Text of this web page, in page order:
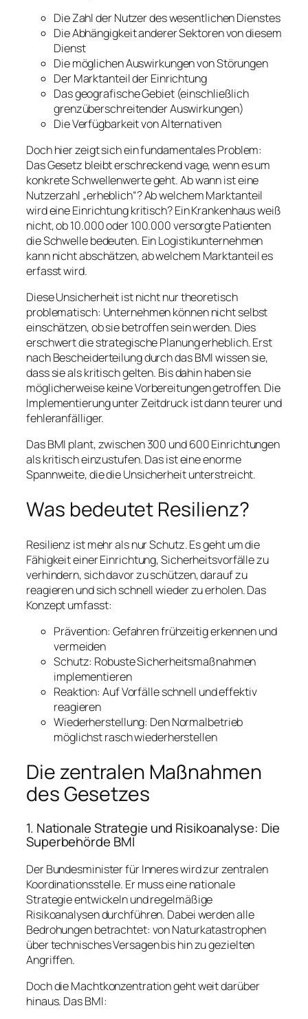
Die Zahl der Nutzer des wesentlichen Dienstes
Die Abhängigkeit anderer Sektoren von diesem
Dienst
Die möglichen Auswirkungen von Störungen
Der Marktanteil der Einrichtung
Das geografische Gebiet (einschließlich
grenzüberschreitender Auswirkungen)
Die Verfügbarkeit von Alternativen
Doch hier zeigt sich ein fundamentales Problem:
Das Gesetz bleibt erschreckend vage, wenn es um
konkrete Schwellenwerte geht. Ab wann ist eine
Nutzerzahl „erheblich“? Ab welchem Marktanteil
wird eine Einrichtung kritisch? Ein Krankenhaus weiß
nicht, ob 10.000 oder 100.000 versorgte Patienten
die Schwelle bedeuten. Ein Logistikunternehmen
kann nicht abschätzen, ab welchem Marktanteil es
erfasst wird.
Diese Unsicherheit ist nicht nur theoretisch
problematisch: Unternehmen können nicht selbst
einschätzen, ob sie betroffen sein werden. Dies
erschwert die strategische Planung erheblich. Erst
nach Bescheiderteilung durch das BMI wissen sie,
dass sie als kritisch gelten. Bis dahin haben sie
möglicherweise keine Vorbereitungen getroffen. Die
Implementierung unter Zeitdruck ist dann teurer und
fehleranfälliger.
Das BMI plant, zwischen 300 und 600 Einrichtungen
als kritisch einzustufen. Das ist eine enorme
Spannweite, die die Unsicherheit unterstreicht.
Was bedeutet Resilienz?
Resilienz ist mehr als nur Schutz. Es geht um die
Fähigkeit einer Einrichtung, Sicherheitsvorfälle zu
verhindern, sich davor zu schützen, darauf zu
reagieren und sich schnell wieder zu erholen. Das
Konzept umfasst:
Prävention: Gefahren frühzeitig erkennen und
vermeiden
Schutz: Robuste Sicherheitsmaßnahmen
implementieren
Reaktion: Auf Vorfälle schnell und effektiv
reagieren
Wiederherstellung: Den Normalbetrieb
möglichst rasch wiederherstellen
Die zentralen Maßnahmen
des Gesetzes
1. Nationale Strategie und Risikoanalyse: Die
Superbehörde BMI
Der Bundesminister für Inneres wird zur zentralen
Koordinationsstelle. Er muss eine nationale
Strategie entwickeln und regelmäßige
Risikoanalysen durchführen. Dabei werden alle
Bedrohungen betrachtet: von Naturkatastrophen
über technisches Versagen bis hin zu gezielten
Angriffen.
Doch die Machtkonzentration geht weit darüber
hinaus. Das BMI: